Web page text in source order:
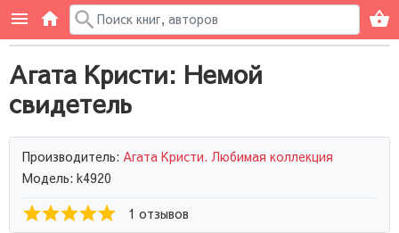
Агата Кристи: Немой
свидетель
Производитель: Агата Кристи. Любимая коллекция
Модель: k4920
1 отзывов